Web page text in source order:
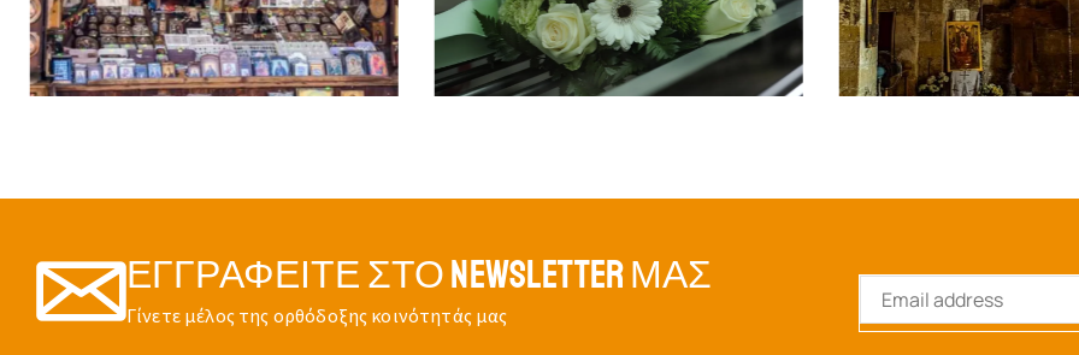
ΕΓΓΡΑΦΕΊΤΕ ΣΤΟ NEWSLETTER ΜΑΣ
Γίνετε μέλος της ορθόδοξης κοινότητάς μας